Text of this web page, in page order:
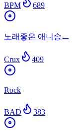
BPM 689
노래좋은 애니송ㅡ
Crux 409
Rock
BAD 383